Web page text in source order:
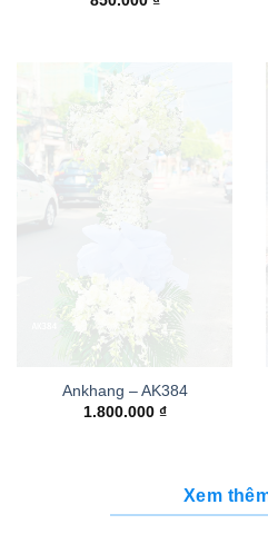
Ankhang – AK384
1.800.000 ₫
Xem